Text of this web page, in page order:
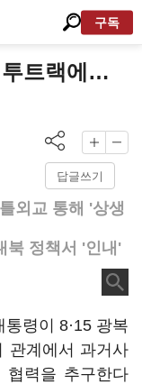
구독
투트랙에…
답글쓰기
외교 통해 '상생
정책서 '인내'
령이 8·15 광복
관계에서 과거사
협력을 추구한다